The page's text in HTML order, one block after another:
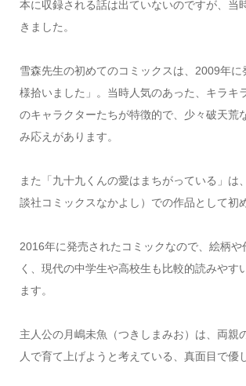
本に収録される話は出ていないのですが、当
きました。
雪森先生の初めてのコミックスは、2009年に
様拾いました」。当時人気のあった、キラキ
のキャラクターたちが特徴的で、少々破天荒
み応えがあります。
また「九十九くんの愛はまちがっている」は
談社コミックスなかよし）での作品として初
2016年に発売されたコミックなので、絵柄や
く、現代の中学生や高校生も比較的読みやす
ます。
主人公の月嶋未魚（つきしまみお）は、両親
人で育て上げようと考えている、真面目で優